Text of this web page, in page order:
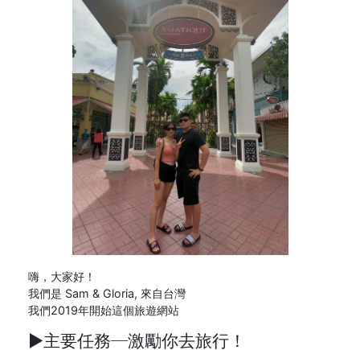
嗨，大家好！
我們是 Sam & Gloria, 來自台灣
我們2019年開始這個旅遊網站
►主要任務─激勵你去旅行！